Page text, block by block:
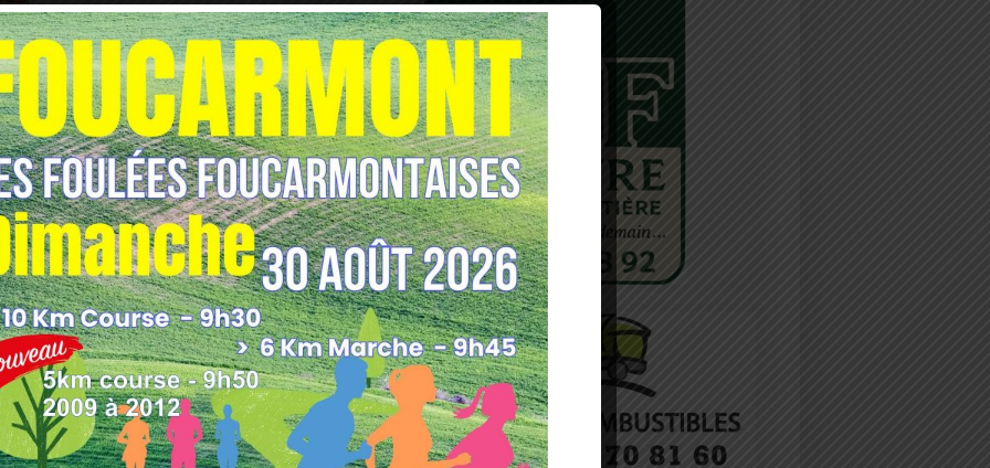
US LONDINIERES-AS MESNIERES
Posté le: 08 septembre 2013
2ème tour coupe de France US Londinières 0-1 (0-
0) AS Mesnières Mesnières s’est imposé [...]
1 2 3 4